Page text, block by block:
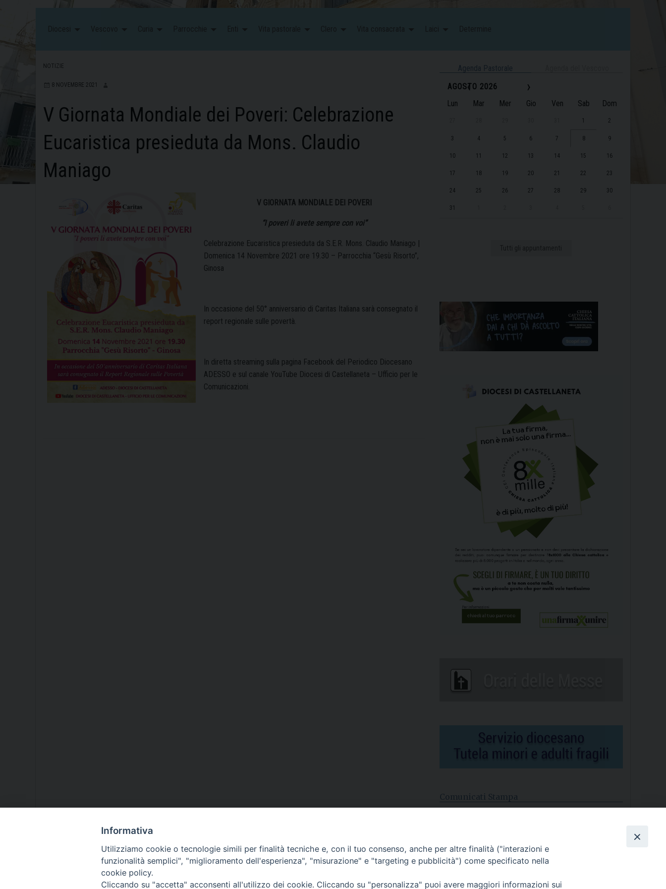
NOTIZIE
8 NOVEMBRE 2021
V Giornata Mondiale dei Poveri: Celebrazione
Eucaristica presieduta da Mons. Claudio
Maniago
V GIORNATA MONDIALE DEI POVERI
“I poveri li avete sempre con voi”
Celebrazione Eucaristica presieduta da S.E.R. Mons. Claudio Maniago |
Domenica 14 Novembre 2021 ore 19.30 – Parrocchia “Gesù Risorto”,
Ginosa
In occasione del 50° anniversario di Caritas Italiana sarà consegnato il
report regionale sulle povertà.
In diretta streaming sulla pagina Facebook del Periodico Diocesano
ADESSO e sul canale YouTube Diocesi di Castellaneta – Ufficio per le
Comunicazioni.
Agenda Pastorale
‹
AGOSTO 2026 ›
Lun Mar Mer Gio Ven Sab Dom
1 2
3 4 5 6 7 8 9
10 11 12 13 14 15 16
17 18 19 20 21 22 23
24 25 26 27 28 29 30
31
Comunicati Stampa
Nasce la Consulta Diocesana delle Aggregazioni Laicali di
Castellaneta
Archivio comunicati stampa
Informativa
Utilizziamo cookie o tecnologie simili per finalità tecniche e, con il tuo consenso, anche per altre finalità ("interazioni e
funzionalità semplici", "miglioramento dell'esperienza", "misurazione" e "targeting e pubblicità") come specificato nella
cookie policy.
Cliccando su "accetta" acconsenti all'utilizzo dei cookie. Cliccando su "personalizza" puoi avere maggiori informazioni sui